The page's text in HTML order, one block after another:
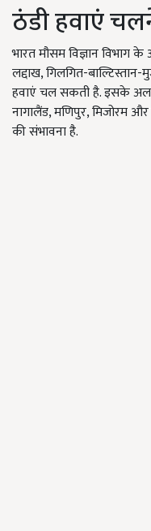
ठंडी हवाएं
भारत मौसम विज्ञान विभाग
लद्दाख, गिलगित-
हवाएं चल सकती है. इसके
नागालैंड, मणिपुर, मिजोरम और
की संभावना है.